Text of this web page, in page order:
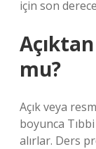
için son
mu?
Açık veya
boyunca
alırlar. Ders